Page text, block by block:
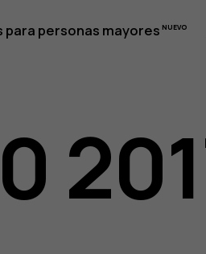
personas mayores